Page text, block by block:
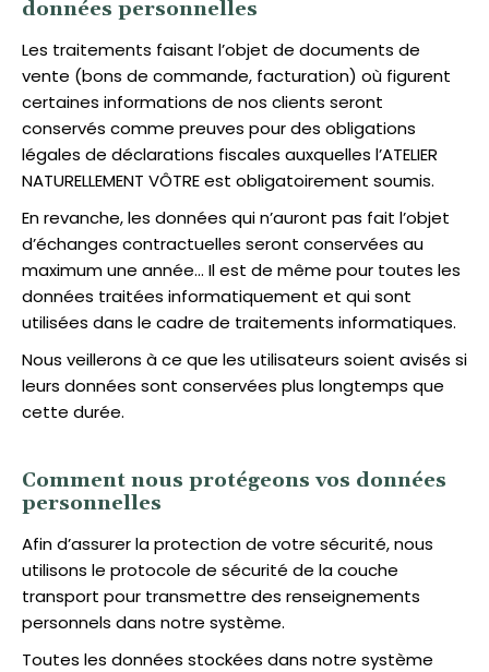
données personnelles
Les traitements faisant l’objet de documents de
vente (bons de commande, facturation) où figurent
certaines informations de nos clients seront
conservés comme preuves pour des obligations
légales de déclarations fiscales auxquelles l’ATELIER
NATURELLEMENT VÔTRE est obligatoirement soumis.
En revanche, les données qui n’auront pas fait l’objet
d’échanges contractuelles seront conservées au
maximum une année… Il est de même pour toutes les
données traitées informatiquement et qui sont
utilisées dans le cadre de traitements informatiques.
Nous veillerons à ce que les utilisateurs soient avisés si
leurs données sont conservées plus longtemps que
cette durée.
Comment nous protégeons vos données
personnelles
Afin d’assurer la protection de votre sécurité, nous
utilisons le protocole de sécurité de la couche
transport pour transmettre des renseignements
personnels dans notre système.
Toutes les données stockées dans notre système